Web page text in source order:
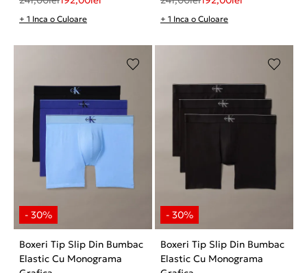
+ 1 Inca o Culoare + 1 Inca o Culoare
Boxeri Tip Slip Din Bumbac
Elastic Cu Monograma
Boxeri Tip Slip Din Bumbac
Elastic Cu Monograma